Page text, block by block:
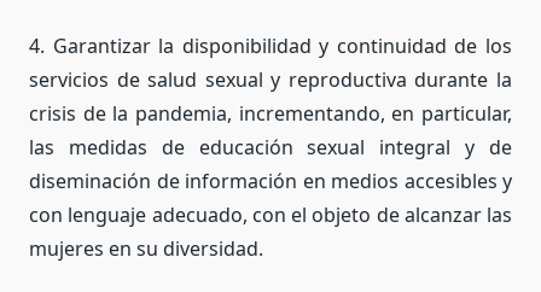
4. Garantizar la disponibilidad y continuidad de los
servicios de salud sexual y reproductiva durante la
crisis de la pandemia, incrementando, en particular,
las medidas de educación sexual integral y de
diseminación de información en medios accesibles y
con lenguaje adecuado, con el objeto de alcanzar las
mujeres en su diversidad.